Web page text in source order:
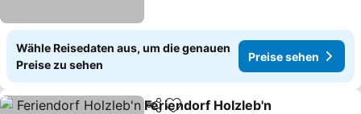
Wähle Reisedaten aus, um die genauen
Preise zu sehen
Preise sehen
Feriendorf Holzleb'n